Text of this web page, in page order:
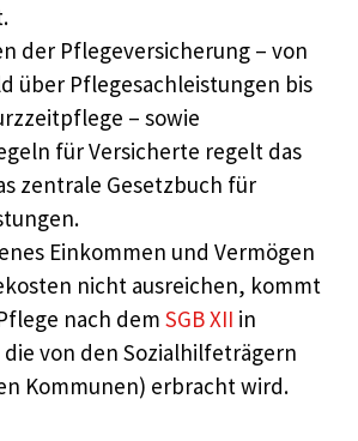
der Pflegeversicherung – von
über Pflegesachleistungen bis
– sowie
für Versicherte regelt das
zentrale Gesetzbuch für
Einkommen und Vermögen
nicht ausreichen, kommt
nach dem SGB XII in
von den Sozialhilfeträgern
Kommunen) erbracht wird.